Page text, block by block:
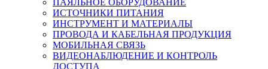
ПАЯЛЬНОЕ ОБОРУДОВАНИЕ
ИСТОЧНИКИ ПИТАНИЯ
ИНСТРУМЕНТ И МАТЕРИАЛЫ
ПРОВОДА И КАБЕЛЬНАЯ ПРОДУКЦИЯ
МОБИЛЬНАЯ СВЯЗЬ
ВИДЕОНАБЛЮДЕНИЕ И КОНТРОЛЬ
ДОСТУПА